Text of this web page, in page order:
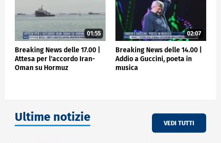
01:55
Breaking News delle 17.00 |
Attesa per l'accordo Iran-
Oman su Hormuz
02:07
Breaking News delle 14.00 |
Addio a Guccini, poeta in
musica
Ultime notizie VEDI TUTTI